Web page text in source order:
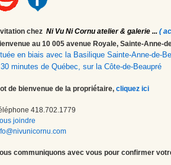
chez Ni Vu Ni Cornu atelier & galerie ... (
au 10 005 avenue Royale, Sainte-
en biais avec la Basilique Sainte-Anne-de-
minutes de Québec, sur la Côte-de-Beaupré
de bienvenue de la propriétaire, cliquez ici
418.702.1779
joindre
communiquons avec vous pour confirmer